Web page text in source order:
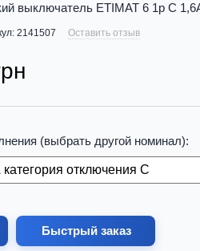
выключатель ETIMAT 6 1p C
2141507 Оставить отзыв
(выбрать другой номинал):
Быстрый заказ